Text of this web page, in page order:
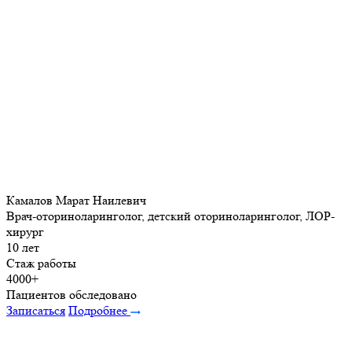
Камалов Марат Наилевич
Врач-оториноларинголог, детский оториноларинголог, ЛОР-
хирург
10 лет
Стаж работы
4000+
Пациентов обследовано
Записаться Подробнее